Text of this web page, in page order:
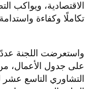
الاقتصادية، ويواكب
تكاملًا وكفاءة
واستعرضت اللجنة
على جدول الأعمال، من
التشاوري التاسع